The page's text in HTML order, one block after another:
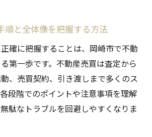
たい売買仲介の三大タブー解説
における三大タブーの具体例とリ
初心者がやりがちな禁じ手とは何
を招く売買仲介のタブー行為を徹
順と全体像を把握する方法
確に把握することは、岡崎市で不動
第一歩です。不動産売買は査定から
、売買契約、引き渡しまで多くのス
段階でのポイントや注意事項を理解
駄なトラブルを回避しやすくなりま